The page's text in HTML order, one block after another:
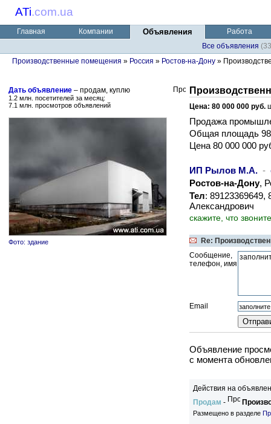
ATi.com.ua
Главная Компании Объявления
Работа
Все объявления
Производственные помещения » Россия » Ростов-на-Дону »
Дать объявление – продам, куплю
1.2 млн. посетителей за месяц:
7.1 млн. просмотров объявлений
Фото: здание
Цена: 80 000 000 руб.
Продажа
Общая площадь
Цена 80 000 000
ИП Рылов М.А. -
Ростов-на-Дону,
Тел:
Александрович
скажите, что
Re:
Сообщение,
телефон, имя
Email
Объявление
c момента
Действия на
Продам -
Размещено в разделе